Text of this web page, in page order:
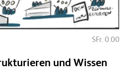
SFr. 0.00
und Wissen